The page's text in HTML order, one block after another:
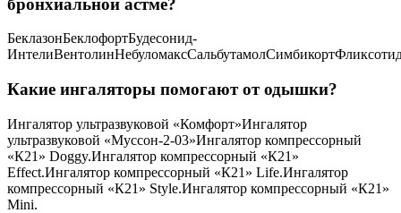
бронхиальной астме?
БеклазонБеклофортБудесонид-
Какие ингаляторы помогают от одышки?
Ингалятор ультразвуковой «Комфорт»Ингалятор
ультразвуковой «Муссон-2-03»Ингалятор компрессорный
«К21» Doggy.Ингалятор компрессорный «К21»
Effect.Ингалятор компрессорный «К21» Life.Ингалятор
компрессорный «К21» Style.Ингалятор компрессорный «К21»
Mini.